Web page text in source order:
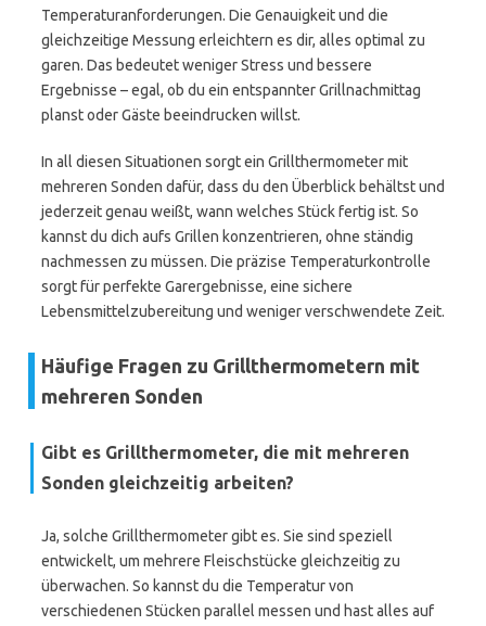
Temperaturanforderungen. Die Genauigkeit und die
gleichzeitige Messung erleichtern es dir, alles optimal zu
garen. Das bedeutet weniger Stress und bessere
Ergebnisse – egal, ob du ein entspannter Grillnachmittag
planst oder Gäste beeindrucken willst.
In all diesen Situationen sorgt ein Grillthermometer mit
mehreren Sonden dafür, dass du den Überblick behältst und
jederzeit genau weißt, wann welches Stück fertig ist. So
kannst du dich aufs Grillen konzentrieren, ohne ständig
nachmessen zu müssen. Die präzise Temperaturkontrolle
sorgt für perfekte Garergebnisse, eine sichere
Lebensmittelzubereitung und weniger verschwendete Zeit.
Häufige Fragen zu Grillthermometern mit
mehreren Sonden
Gibt es Grillthermometer, die mit mehreren
Sonden gleichzeitig arbeiten?
Ja, solche Grillthermometer gibt es. Sie sind speziell
entwickelt, um mehrere Fleischstücke gleichzeitig zu
überwachen. So kannst du die Temperatur von
verschiedenen Stücken parallel messen und hast alles auf